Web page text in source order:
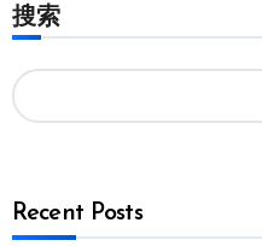
搜索
Recent Posts